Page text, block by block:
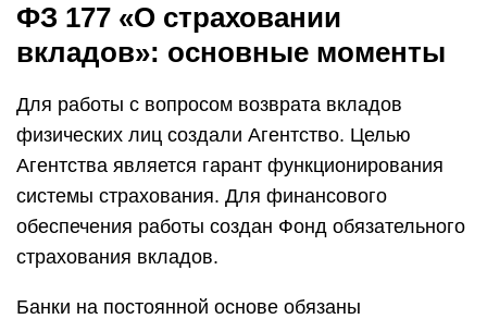
ФЗ 177 «О страховании
вкладов»: основные моменты
Для работы с вопросом возврата вкладов
физических лиц создали Агентство. Целью
Агентства является гарант функционирования
системы страхования. Для финансового
обеспечения работы создан Фонд обязательного
страхования вкладов.
Банки на постоянной основе обязаны